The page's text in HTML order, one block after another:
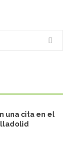
una cita en el